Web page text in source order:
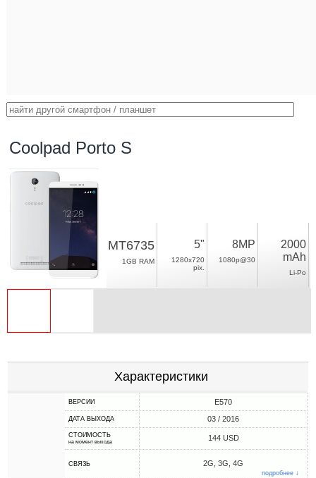
Coolpad Porto S
MT6735
1GB RAM
5"
1280x720
pix.
8MP
1080p@30
2000
mAh
Li-Po
Характеристики
ВЕРСИИ E570
ДАТА ВЫХОДА 03 / 2016
СТОИМОСТЬ
на момент выхода 144 USD
СВЯЗЬ 2G, 3G, 4G
подробнее ↓